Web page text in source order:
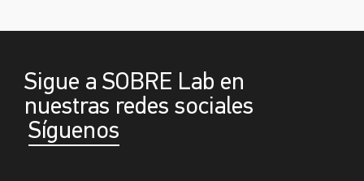
Sigue a SOBRE Lab en
nuestras redes sociales
Síguenos